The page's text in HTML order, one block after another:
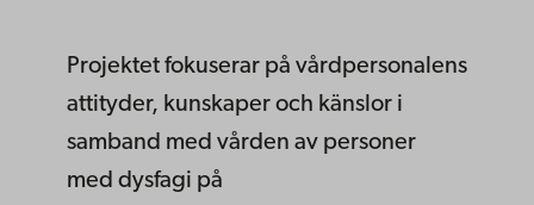
Projektet fokuserar på vårdpersonalens
attityder, kunskaper och känslor i
samband med vården av personer
med dysfagi på